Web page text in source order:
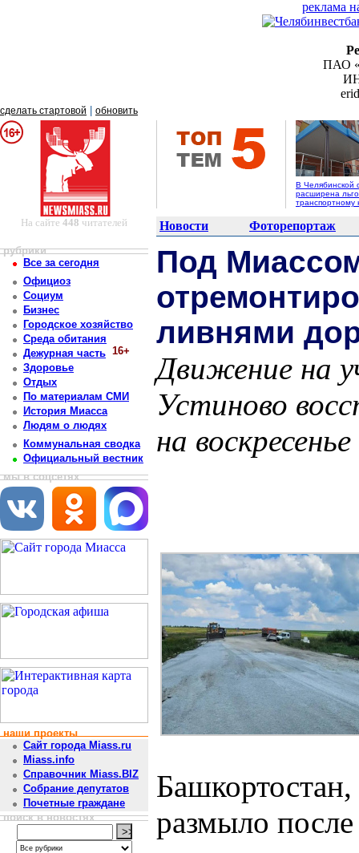
реклама
ПАО
сделать стартовой обновить
В Челябинской
расширена
транспортному
На сайте 448 читателей Новости Фоторепортаж
рубрики
Все за сегодня
Официоз
Социум
Бизнес
Городское хозяйство
Среда обитания
Дежурная часть 16+
Здоровье
Отдых
По материалам СМИ
История Миасса
Людям о людях
Коммунальная сводка
Официальный вестник
мы в соцсетях
наши проекты
Сайт города Miass.ru
Miass.info
Справочник Miass.BIZ
Собрание депутатов
Почетные граждане
поиск в новостях
Под
ливнями
Движение на
Устиново
на воскресенье
размыло